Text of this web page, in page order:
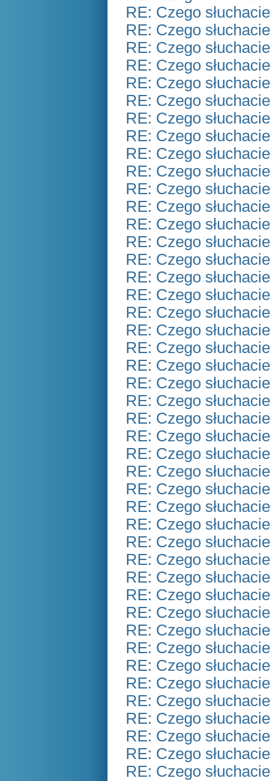
RE: Czego
RE: Czego
RE: Czego
RE: Czego
RE: Czego
RE: Czego
RE: Czego
RE: Czego
RE: Czego
RE: Czego
RE: Czego
RE: Czego
RE: Czego
RE: Czego
RE: Czego
RE: Czego
RE: Czego
RE: Czego
RE: Czego
RE: Czego
RE: Czego
RE: Czego
RE: Czego
RE: Czego
RE: Czego
RE: Czego
RE: Czego
RE: Czego
RE: Czego
RE: Czego
RE: Czego
RE: Czego
RE: Czego
RE: Czego
RE: Czego
RE: Czego
RE: Czego
RE: Czego
RE: Czego
RE: Czego
RE: Czego
RE: Czego
RE: Czego
RE: Czego